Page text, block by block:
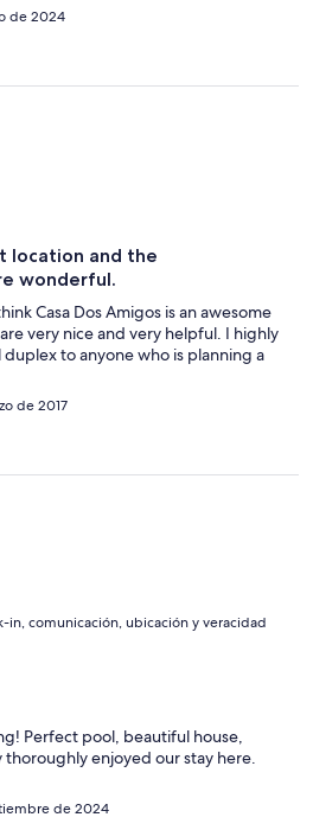
de 2024
location and the
wonderful.
Casa Dos Amigos is an awesome
very nice and very helpful. I highly
to anyone who is planning a
de 2017
in, comunicación, ubicación y veracidad
Perfect pool, beautiful house,
thoroughly enjoyed our stay here.
de 2024